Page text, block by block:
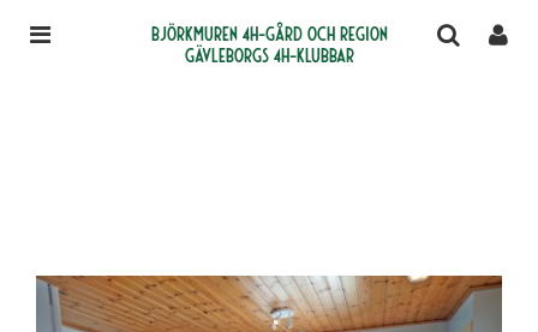
Björkmuren 4H-gård och region
Gävleborgs 4H-klubbar